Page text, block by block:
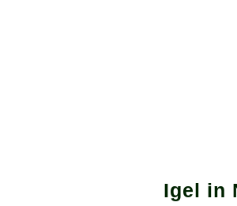
Igel in